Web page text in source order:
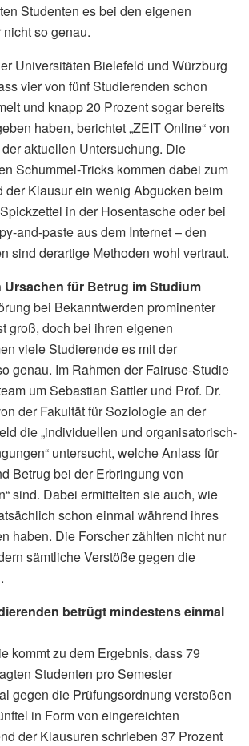
Studenten es bei den eigenen
so genau.
Universitäten Bielefeld und Würzburg
vier von fünf Studierenden schon
und knapp 20 Prozent sogar bereits
haben, berichtet „ZEIT Online“ von
aktuellen Untersuchung. Die
Schummel-Tricks kommen dabei zum
der Klausur ein wenig Abgucken beim
in der Hosentasche oder bei
and-paste aus dem Internet – den
sind derartige Methoden wohl vertraut.
für Betrug im Studium
bei Bekanntwerden prominenter
groß, doch bei ihren eigenen
viele Studierende es mit der
genau. Im Rahmen der Fairuse-Studie
um Sebastian Sattler und Prof. Dr.
der Fakultät für Soziologie an der
die „individuellen und organisatorisch-
untersucht, welche Anlass für
Betrug bei der Erbringung von
sind. Dabei ermittelten sie auch, wie
schon einmal während ihres
haben. Die Forscher zählten nicht nur
sämtliche Verstöße gegen die
betrügt mindestens einmal
kommt zu dem Ergebnis, dass 79
Studenten pro Semester
gegen die Prüfungsordnung verstoßen
in Form von eingereichten
der Klausuren schrieben 37 Prozent